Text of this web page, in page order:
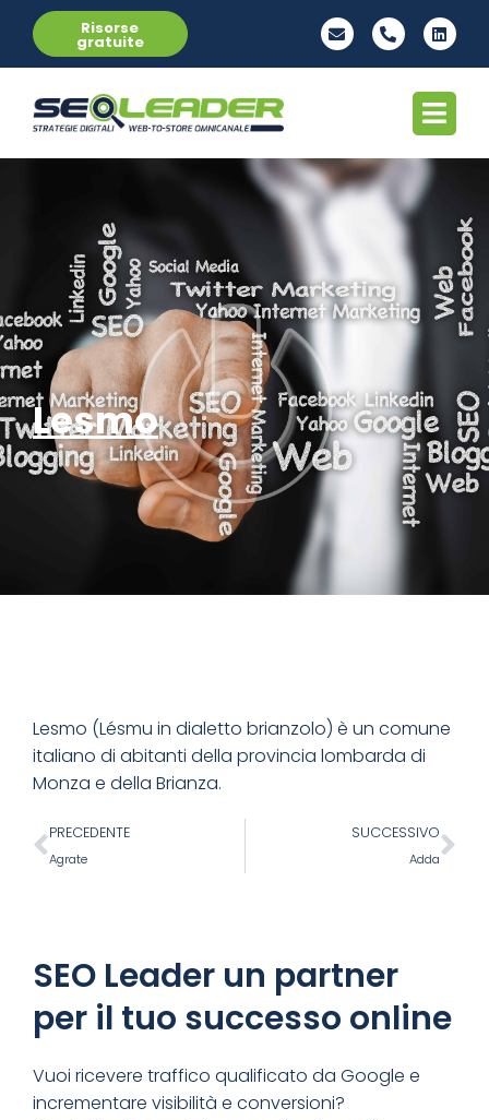
Risorse
gratuite
Lesmo
Lesmo (Lésmu in dialetto brianzolo) è un comune
italiano di abitanti della provincia lombarda di
Monza e della Brianza.
PRECEDENTE
Agrate
SUCCESSIVO
Adda
SEO Leader un partner
per il tuo successo online
Vuoi ricevere traffico qualificato da Google e
incrementare visibilità e conversioni?